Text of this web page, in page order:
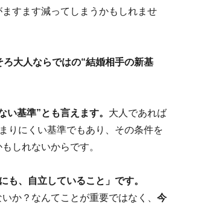
すます減ってしまうかもしれませ
大人ならではの“結婚相手の新基
基準”とも言えます。 大人であれば
りにくい基準でもあり、その条件を
しれないからです。
も、自立していること」です。
か？なんてことが重要ではなく、 今